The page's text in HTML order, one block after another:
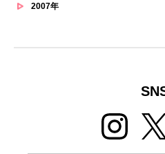
2007年